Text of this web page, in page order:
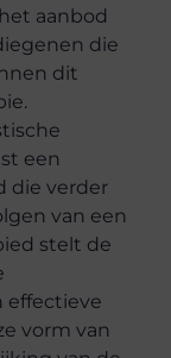
aanbod
die
dit
een
die verder
van een
stelt de
effectieve
vorm van